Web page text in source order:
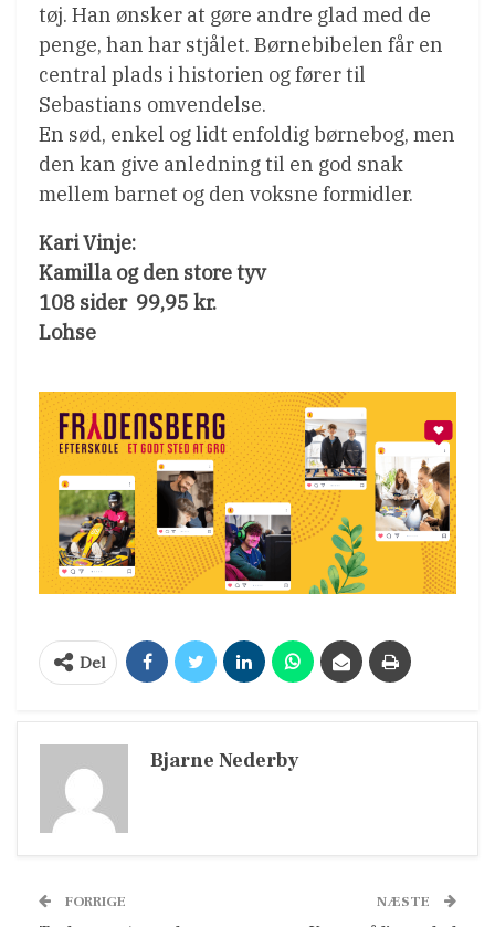
tøj. Han ønsker at gøre andre glad med de
penge, han har stjålet. Børnebibelen får en
central plads i historien og fører til
Sebastians omvendelse.
En sød, enkel og lidt enfoldig børnebog, men
den kan give anledning til en god snak
mellem barnet og den voksne formidler.
Kari Vinje:
Kamilla og den store tyv
108 sider  99,95 kr.
Lohse
Del
Bjarne Nederby
FORRIGE NÆSTE